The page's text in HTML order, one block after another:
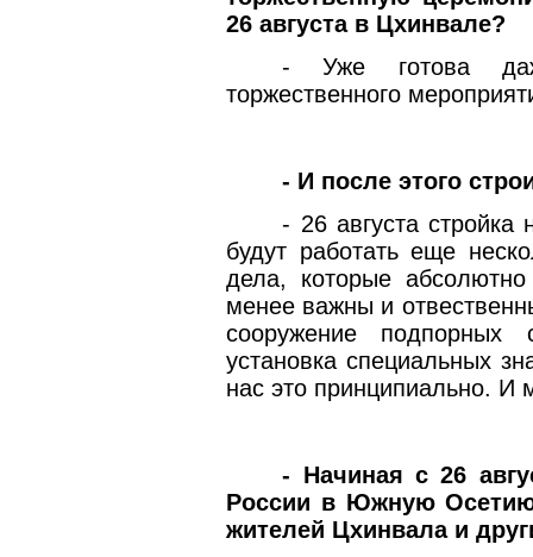
26 августа в Цхинвале?
- Уже готова
торжественного
- И после этого
- 26 августа стройка
будут работать еще
дела, которые
менее важны и
сооружение
установка специальных
нас это принципиально. И
- Начиная с 26
России в Южную
жителей Цхинвала и